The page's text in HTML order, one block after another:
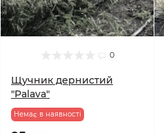
0
Щучник дернистий
"Palava"
Немає в наявності